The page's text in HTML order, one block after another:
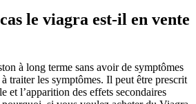
le viagra est-il en vente
à long terme sans avoir de symptômes
traiter les symptômes. Il peut être prescrit
et l’apparition des effets secondaires